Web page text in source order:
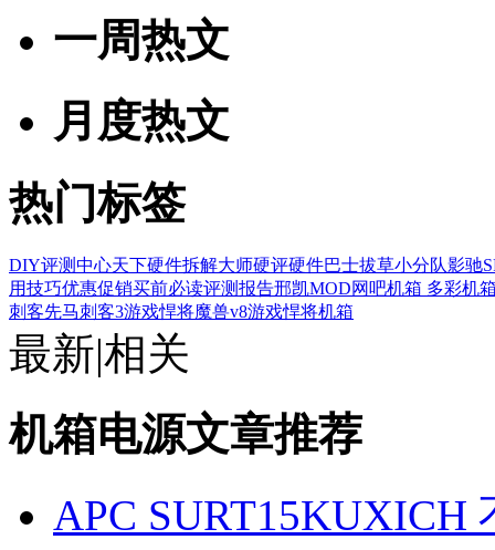
一周热文
月度热文
热门标签
DIY评测中心天下硬件拆解大师硬评硬件巴士拔草小分队影驰
用技巧优惠促销买前必读评测报告邢凯MOD网吧机箱 多彩机
刺客先马刺客3游戏悍将魔兽v8游戏悍将机箱
最新|相关
机箱电源文章推荐
APC SURT15KUXICH